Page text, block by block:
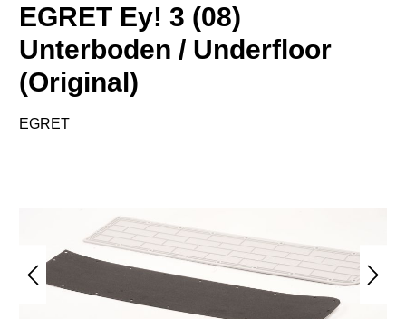
EGRET Ey! 3 (08)
Unterboden / Underfloor
(Original)
EGRET